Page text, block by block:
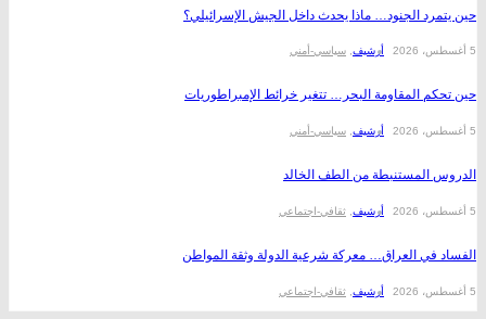
الجنود… ماذا يحدث داخل الجيش الإسرائيلي؟
أرشیف سیاسي-أمني
المقاومة البحر… تتغير خرائط الإمبراطوريات
أرشیف سیاسي-أمني
المستنبطة من الطف الخالد
أرشیف ثقافي-اجتماعي
في العراق… معركة شرعية الدولة وثقة المواطن
أرشیف ثقافي-اجتماعي